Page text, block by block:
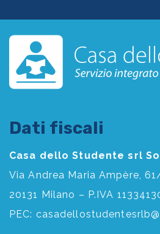
Dati fiscali
Casa dello Studente srl
Via Andrea Maria Ampère,
20131 Milano – P.IVA
PEC: